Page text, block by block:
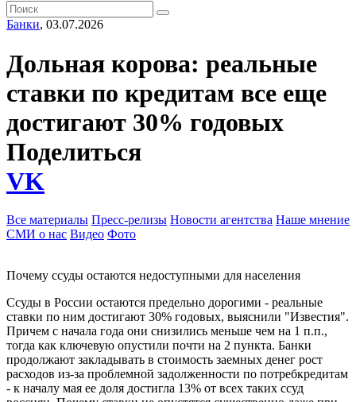
Банки, 03.07.2026
Дольная корова: реальные
ставки по кредитам все еще
достигают 30% годовых
Поделиться
VK
Все материалы Пресс-релизы Новости агентства Наше мнение
СМИ о нас Видео Фото
Почему ссуды остаются недоступными для населения
Ссуды в России остаются предельно дорогими - реальные
ставки по ним достигают 30% годовых, выяснили "Известия".
Причем с начала года они снизились меньше чем на 1 п.п.,
тогда как ключевую опустили почти на 2 пункта. Банки
продолжают закладывать в стоимость заемных денег рост
расходов из-за проблемной задолженности по потребкредитам
- к началу мая ее доля достигла 13% от всех таких ссуд